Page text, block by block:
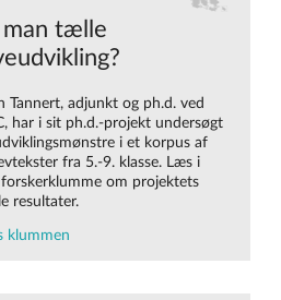
man tælle
Tannert, adjunkt og ph.d. ved
har i sit ph.d.-projekt undersøgt
i et korpus af
fra 5.-9. klasse. Læs i
om projektets
resultater.
klummen